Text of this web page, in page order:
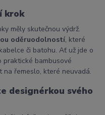
krok
měly skutečnou výdrž.
oděruodolností, které
či batohu. Ať už jde o
bambusové
na řemeslo, které neuvadá.
designérkou svého